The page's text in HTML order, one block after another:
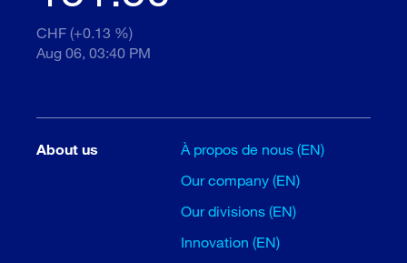
CHF (+0.13 %)
Aug 06, 03:40 PM
About us
À propos de nous (EN)
Our company (EN)
Our divisions (EN)
Innovation (EN)